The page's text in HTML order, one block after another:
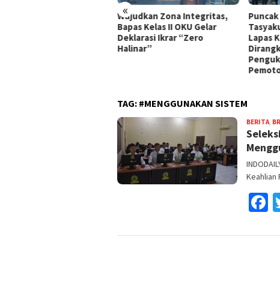
«
Wujudkan Zona Integritas,
Bapas Kelas II OKU Gelar
Deklarasi Ikrar “Zero
Halinar”
Lapas
TAG: #MENGGUNAKAN SISTEM
BERITA,
Keahlian